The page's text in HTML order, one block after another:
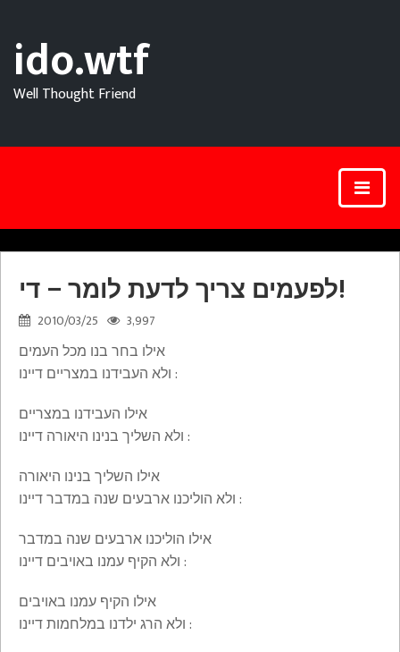
ido.wtf
Well Thought Friend
לפעמים צריך לדעת לומר – די!
2010/03/25 3,997
אילו בחר בנו מכל העמים
ולא העבידנו במצריים דיינו :
אילו העבידנו במצריים
ולא השליך בנינו היאורה דיינו :
אילו השליך בנינו היאורה
ולא הוליכנו ארבעים שנה במדבר דיינו :
אילו הוליכנו ארבעים שנה במדבר
ולא הקיף עמנו באויבים דיינו :
אילו הקיף עמנו באויבים
ולא הרג ילדנו במלחמות דיינו :